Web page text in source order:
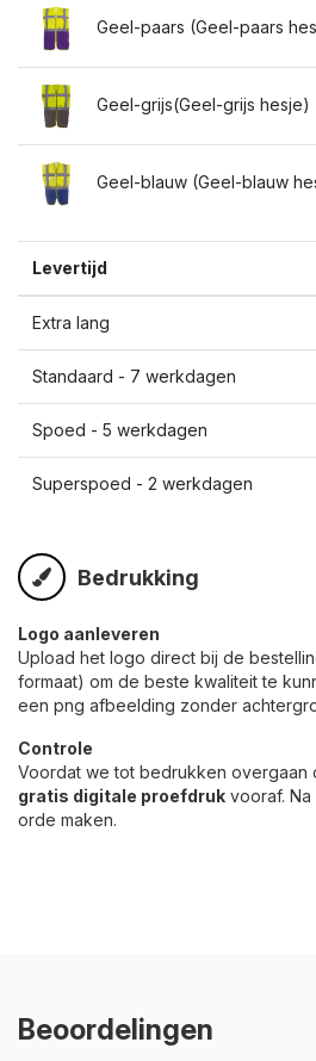
Geel-paars (Geel-paars
Geel-grijs(Geel-grijs hesje)
Geel-blauw (Geel-blauw
Levertijd
Extra lang
Standaard - 7 werkdagen
Spoed - 5 werkdagen
Superspoed - 2 werkdagen
Bedrukking
Logo aanleveren
Upload het logo direct bij de
formaat) om de beste kwaliteit te
een png afbeelding zonder
Controle
Voordat we tot bedrukken overgaan
gratis digitale proefdruk vooraf.
orde maken.
Beoordelingen